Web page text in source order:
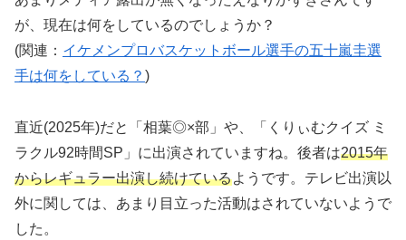
が、現在は何をしているのでしょうか？
(関連： イケメンプロバスケットボール選手の五十嵐圭選
手は何をしている？ )
直近(2025年)だと「相葉◎×部」や、「くりぃむクイズ ミ
ラクル92時間SP」に出演されていますね。後者は2015年
からレギュラー出演し続けているようです。テレビ出演以
外に関しては、あまり目立った活動はされていないようで
した。